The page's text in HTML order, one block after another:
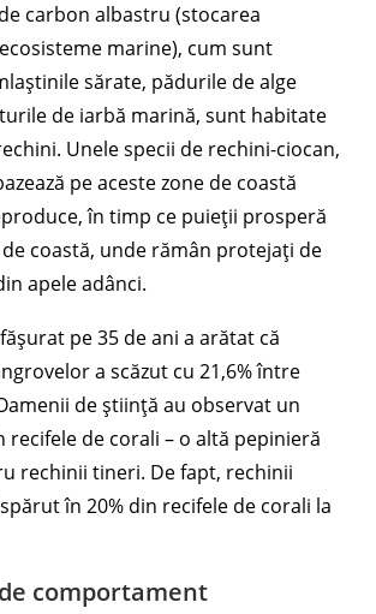
carbon albastru (stocarea
marine), cum sunt
sărate, pădurile de alge
de iarbă marină, sunt habitate
Unele specii de rechini-ciocan,
pe aceste zone de coastă
în timp ce puieții prosperă
coastă, unde rămân protejați de
apele adânci.
pe 35 de ani a arătat că
a scăzut cu 21,6% între
de știință au observat un
recifele de corali – o altă pepinieră
rechinii tineri. De fapt, rechinii
în 20% din recifele de corali la
comportament